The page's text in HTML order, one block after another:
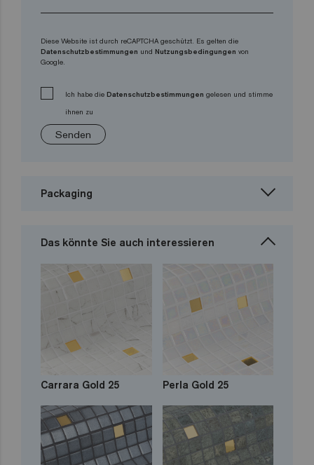
Diese Website ist durch reCAPTCHA geschützt. Es gelten die
Datenschutzbestimmungen und Nutzungsbedingungen von
Google.
Ich habe die Datenschutzbestimmungen gelesen und stimme
ihnen zu
Senden
Packaging
Das könnte Sie auch interessieren
Carrara Gold 25 Perla Gold 25